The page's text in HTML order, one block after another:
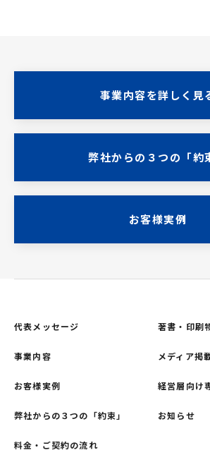
事業内容を詳しく見
弊社からの３つの「約
お客様実例
代表メッセージ
事業内容
お客様実例
弊社からの３つの「約束」
料金・ご契約の流れ
著書・印刷
メディア掲
経営層向け
お知らせ